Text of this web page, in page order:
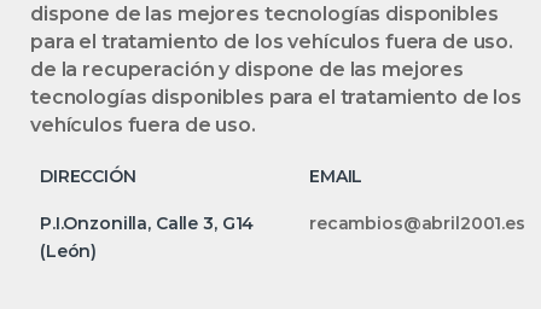
dispone de las mejores tecnologías disponibles
para el tratamiento de los vehículos fuera de uso.
de la recuperación y dispone de las mejores
tecnologías disponibles para el tratamiento de los
vehículos fuera de uso.
DIRECCIÓN EMAIL
P.I.Onzonilla, Calle 3, G14
(León)
recambios@abril2001.es